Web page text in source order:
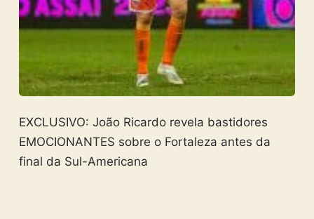
EXCLUSIVO: João Ricardo revela bastidores
EMOCIONANTES sobre o Fortaleza antes da
final da Sul-Americana